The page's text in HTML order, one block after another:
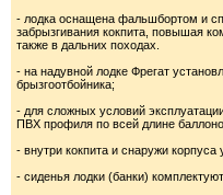
- лодка оснащена фальшбортом и
забрызгивания кокпита, повышая
также в дальних походах.
- на надувной лодке Фрегат
брызгоотбойника;
- для сложных условий
ПВХ профиля по всей длине
- внутри кокпита и снаружи
- сиденья лодки (банки)